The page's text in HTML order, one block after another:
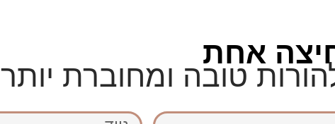
אחת
טובה ומחוברת יותר
נייד